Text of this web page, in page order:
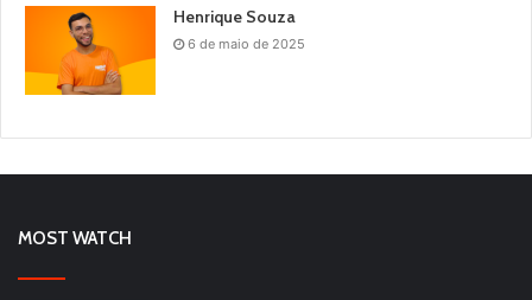
Henrique Souza
6 de maio de 2025
MOST WATCH